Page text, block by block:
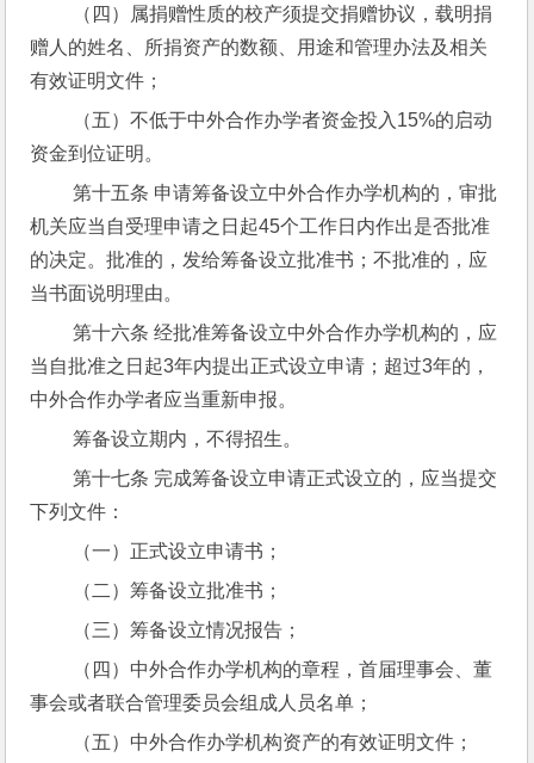
赠人的姓名、所捐资产的数额、用途和管理办法及相关
有效证明文件；
资金到位证明。
第十五条 申请筹备设立中外合作办学机构的，审批
机关应当自受理申请之日起45个工作日内作出是否批准
的决定。批准的，发给筹备设立批准书；不批准的，应
当书面说明理由。
第十六条 经批准筹备设立中外合作办学机构的，应
当自批准之日起3年内提出正式设立申请；超过3年的，
中外合作办学者应当重新申报。
筹备设立期内，不得招生。
第十七条 完成筹备设立申请正式设立的，应当提交
下列文件：
（一）正式设立申请书；
（二）筹备设立批准书；
（三）筹备设立情况报告；
事会或者联合管理委员会组成人员名单；
（五）中外合作办学机构资产的有效证明文件；